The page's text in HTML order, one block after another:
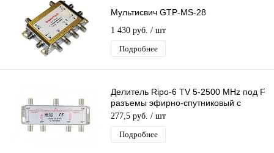
Мультисвич GTP-MS-28
1 430 руб. / шт
Подробнее
Делитель Ripo-6 TV 5-2500 MHz под F
разъемы эфирно-спутниковый с
проходом питания 1 вход 6 выходов
277,5 руб. / шт
Подробнее